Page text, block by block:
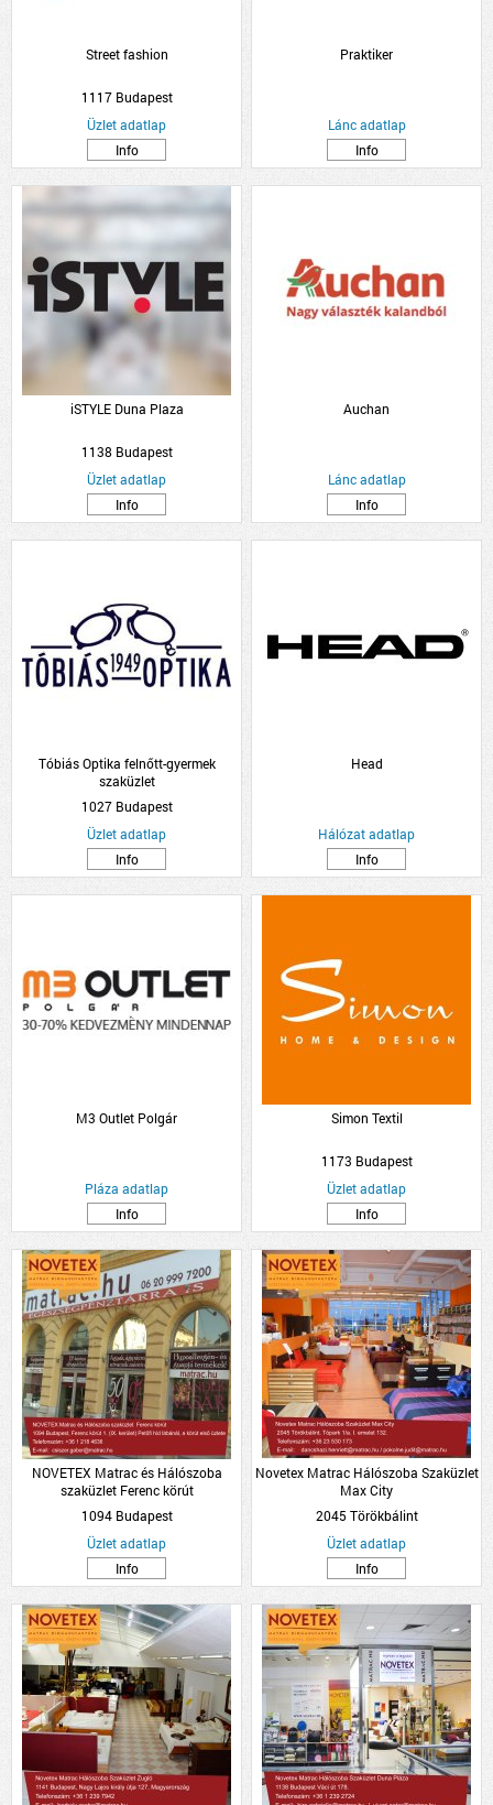
Street fashion
1117 Budapest
Üzlet adatlap
Info
Praktiker
Lánc adatlap
Info
iSTYLE Duna Plaza
1138 Budapest
Üzlet adatlap
Info
Auchan
Lánc adatlap
Info
Tóbiás Optika felnőtt-gyermek
szaküzlet
1027 Budapest
Üzlet adatlap
Info
Head
Hálózat adatlap
Info
M3 Outlet Polgár
Pláza adatlap
Info
Simon Textil
1173 Budapest
Üzlet adatlap
Info
NOVETEX Matrac és Hálószoba
szaküzlet Ferenc körút
1094 Budapest
Üzlet adatlap
Info
Novetex Matrac Hálószoba Szaküzlet
Max City
2045 Törökbálint
Üzlet adatlap
Info